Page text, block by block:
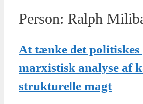
Person: Ralph
At tænke det
marxistisk analyse af
strukturelle magt